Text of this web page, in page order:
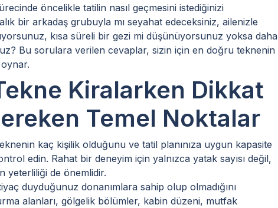
öncelikle tatilin nasıl geçmesini istediğinizi
bir arkadaş grubuyla mı seyahat edeceksiniz, ailenizle
kısa süreli bir gezi mi düşünüyorsunuz yoksa daha
Bu sorulara verilen cevaplar, sizin için en doğru teknenin
Kiralarken Dikkat
Temel Noktalar
kaç kişilik olduğunu ve tatil planınıza uygun kapasite
edin. Rahat bir deneyim için yalnızca yatak sayısı değil,
yeterliliği de önemlidir.
duyduğunuz donanımlara sahip olup olmadığını
alanları, gölgelik bölümler, kabin düzeni, mutfak